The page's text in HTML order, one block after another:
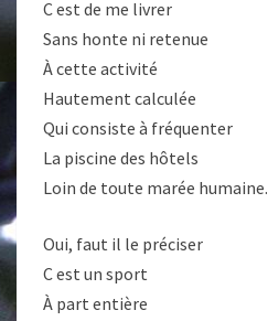
C est de me livrer
Sans honte ni retenue
À cette activité
Hautement calculée
Qui consiste à fréquenter
La piscine des hôtels
Loin de toute marée humaine.
Oui, faut il le préciser
C est un sport
À part entière